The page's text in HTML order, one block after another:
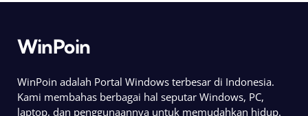
WinPoin
WinPoin adalah Portal Windows terbesar di Indonesia.
Kami membahas berbagai hal seputar Windows, PC,
laptop, dan penggunaannya untuk memudahkan hidup.